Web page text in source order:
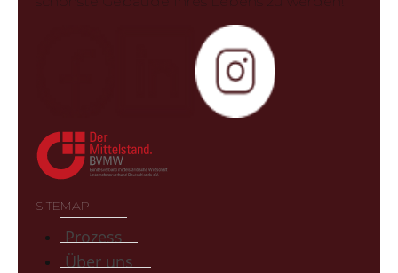
SITEMAP
Prozess
Über uns